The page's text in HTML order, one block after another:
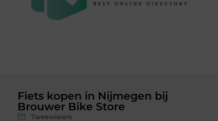
Fiets kopen in Nijmegen bij
Brouwer Bike Store
Tweewielers